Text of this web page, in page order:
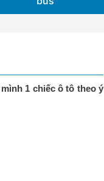
1 chiếc ô tô theo ý